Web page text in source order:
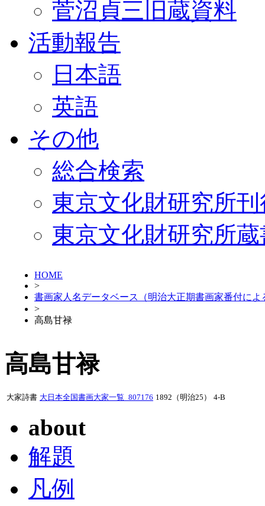
菅沼貞三旧蔵資料
活動報告
日本語
英語
その他
総合検索
東京文化財研究所
東京文化財研究所
HOME
>
書画家人名データベース（明治大正期書画家番付によ
>
高島甘禄
高島甘禄
大家詩書 大日本全国書画大家一覧_807176 1892（明治25） 4-B
about
解題
凡例